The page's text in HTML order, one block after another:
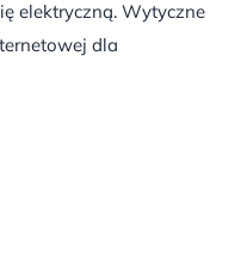
elektryczną. Wytyczne
dla